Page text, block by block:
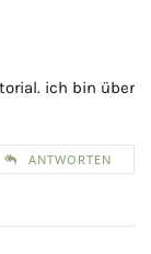
ich bin über
ANTWORTEN